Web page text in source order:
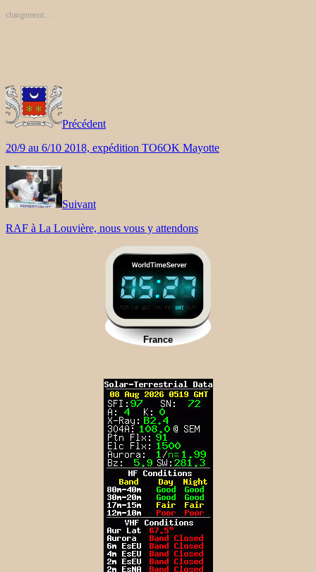
chargement…
Précédent
20/9 au 6/10 2018, expédition TO6OK Mayotte
Suivant
RAF à La Louvière, nous vous y attendons